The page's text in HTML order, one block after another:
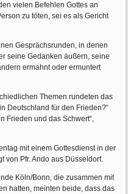
vielen Befehlen Gottes an
zu töten, sei es als Gericht
Gesprächsrunden, in denen
seine Gedanken äußern, seine
ermahnt oder ermuntert
Themen rundeten das
Deutschland für den Frieden?“
Frieden und das Schwert“,
mit einem Gottesdienst in der
von Pfr. Ando aus Düsseldorf.
Köln/Bonn, die zusammen mit
hatten, meinten beide, dass das